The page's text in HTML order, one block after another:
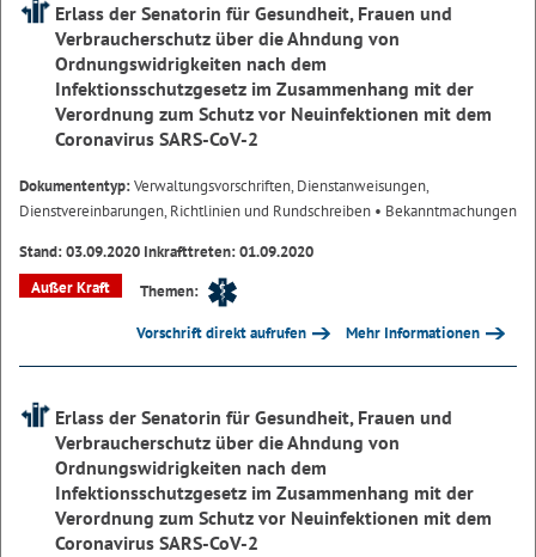
Erlass der Senatorin für Gesundheit, Frauen und
Verbraucherschutz über die Ahndung von
Ordnungswidrigkeiten nach dem
Infektionsschutzgesetz im Zusammenhang mit der
Verordnung zum Schutz vor Neuinfektionen mit dem
Coronavirus SARS-CoV-2
Dokumententyp:Verwaltungsvorschriften, Dienstanweisungen,
Dienstvereinbarungen, Richtlinien und Rundschreiben • Bekanntmachungen
Stand: 03.09.2020 Inkrafttreten: 01.09.2020
Außer Kraft
Themen:
Vorschrift direkt aufrufen Mehr Informationen
Erlass der Senatorin für Gesundheit, Frauen und
Verbraucherschutz über die Ahndung von
Ordnungswidrigkeiten nach dem
Infektionsschutzgesetz im Zusammenhang mit der
Verordnung zum Schutz vor Neuinfektionen mit dem
Coronavirus SARS-CoV-2